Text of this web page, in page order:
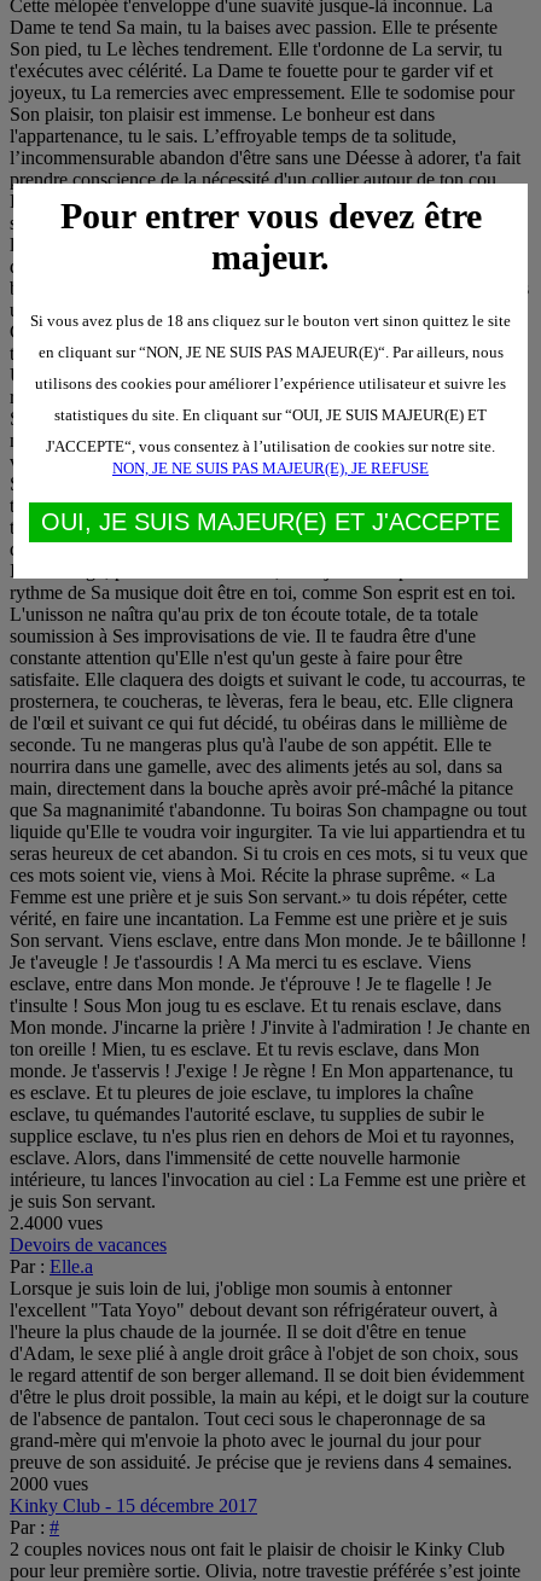
2.4000 vues
Devoirs de vacances
Par : Elle.a
Lorsque je suis loin de lui, j'oblige mon soumis à entonner
l'excellent "Tata Yoyo" debout devant son réfrigérateur ouvert, à
l'heure la plus chaude de la journée. Il se doit d'être en tenue
d'Adam, le sexe plié à angle droit grâce à l'objet de son choix, sous
le regard attentif de son berger allemand. Il se doit bien évidemment
d'être le plus droit possible, la main au képi, et le doigt sur la couture
de l'absence de pantalon. Tout ceci sous le chaperonnage de sa
grand-mère qui m'envoie la photo avec le journal du jour pour
preuve de son assiduité. Je précise que je reviens dans 4 semaines.
2000 vues
Kinky Club - 15 décembre 2017
Par : #
2 couples novices nous ont fait le plaisir de choisir le Kinky Club
pour leur première sortie. Olivia, notre travestie préférée s’est jointe
Pour entrer vous devez être
majeur.
Si vous avez plus de 18 ans cliquez sur le bouton vert sinon quittez le site
en cliquant sur “NON, JE NE SUIS PAS MAJEUR(E)“. Par ailleurs, nous
utilisons des cookies pour améliorer l’expérience utilisateur et suivre les
statistiques du site. En cliquant sur “OUI, JE SUIS MAJEUR(E) ET
J'ACCEPTE“, vous consentez à l’utilisation de cookies sur notre site.
NON, JE NE SUIS PAS MAJEUR(E), JE REFUSE
OUI, JE SUIS MAJEUR(E) ET J'ACCEPTE